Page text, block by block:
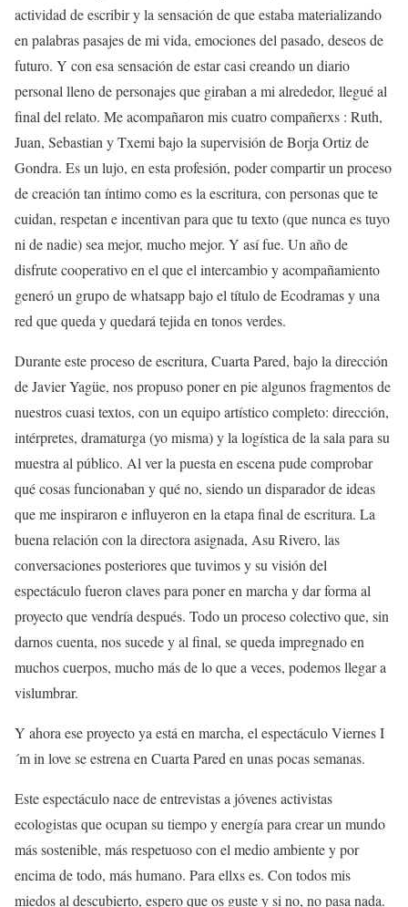
actividad de escribir y la sensación de que estaba materializando
en palabras pasajes de mi vida, emociones del pasado, deseos de
futuro. Y con esa sensación de estar casi creando un diario
personal lleno de personajes que giraban a mi alrededor, llegué al
final del relato. Me acompañaron mis cuatro compañerxs : Ruth,
Juan, Sebastian y Txemi bajo la supervisión de Borja Ortiz de
Gondra. Es un lujo, en esta profesión, poder compartir un proceso
de creación tan íntimo como es la escritura, con personas que te
cuidan, respetan e incentivan para que tu texto (que nunca es tuyo
ni de nadie) sea mejor, mucho mejor. Y así fue. Un año de
disfrute cooperativo en el que el intercambio y acompañamiento
generó un grupo de whatsapp bajo el título de Ecodramas y una
red que queda y quedará tejida en tonos verdes.
Durante este proceso de escritura, Cuarta Pared, bajo la dirección
de Javier Yagüe, nos propuso poner en pie algunos fragmentos de
nuestros cuasi textos, con un equipo artístico completo: dirección,
intérpretes, dramaturga (yo misma) y la logística de la sala para su
muestra al público. Al ver la puesta en escena pude comprobar
qué cosas funcionaban y qué no, siendo un disparador de ideas
que me inspiraron e influyeron en la etapa final de escritura. La
buena relación con la directora asignada, Asu Rivero, las
conversaciones posteriores que tuvimos y su visión del
espectáculo fueron claves para poner en marcha y dar forma al
proyecto que vendría después. Todo un proceso colectivo que, sin
darnos cuenta, nos sucede y al final, se queda impregnado en
muchos cuerpos, mucho más de lo que a veces, podemos llegar a
vislumbrar.
Y ahora ese proyecto ya está en marcha, el espectáculo Viernes I
´m in love se estrena en Cuarta Pared en unas pocas semanas.
Este espectáculo nace de entrevistas a jóvenes activistas
ecologistas que ocupan su tiempo y energía para crear un mundo
más sostenible, más respetuoso con el medio ambiente y por
encima de todo, más humano. Para ellxs es. Con todos mis
miedos al descubierto, espero que os guste y si no, no pasa nada.